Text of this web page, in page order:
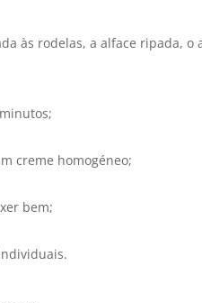
às rodelas, a alface ripada,
creme homogéneo;
bem;